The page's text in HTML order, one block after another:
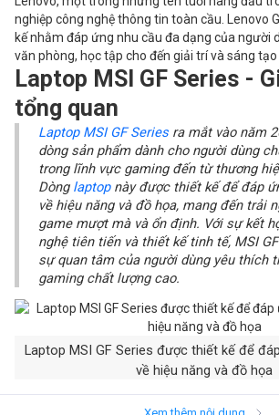
nghiệp công nghệ thông tin toàn cầu. Lenovo
kế nhằm đáp ứng nhu cầu đa dạng của người
văn phòng, học tập cho đến giải trí và sáng tạo
Laptop MSI GF Series -
tổng quan
Laptop MSI GF Series ra mắt vào năm
dòng sản phẩm dành cho người dùng
trong lĩnh vực gaming đến từ thương
Dòng laptop này được thiết kế để đáp
về hiệu năng và đồ họa, mang đến trải
game mượt mà và ổn định. Với sự kết
nghệ tiên tiến và thiết kế tinh tế, MSI
sự quan tâm của người dùng yêu thích
gaming chất lượng cao.
Laptop MSI GF Series được thiết kế để
về hiệu năng và đồ họa